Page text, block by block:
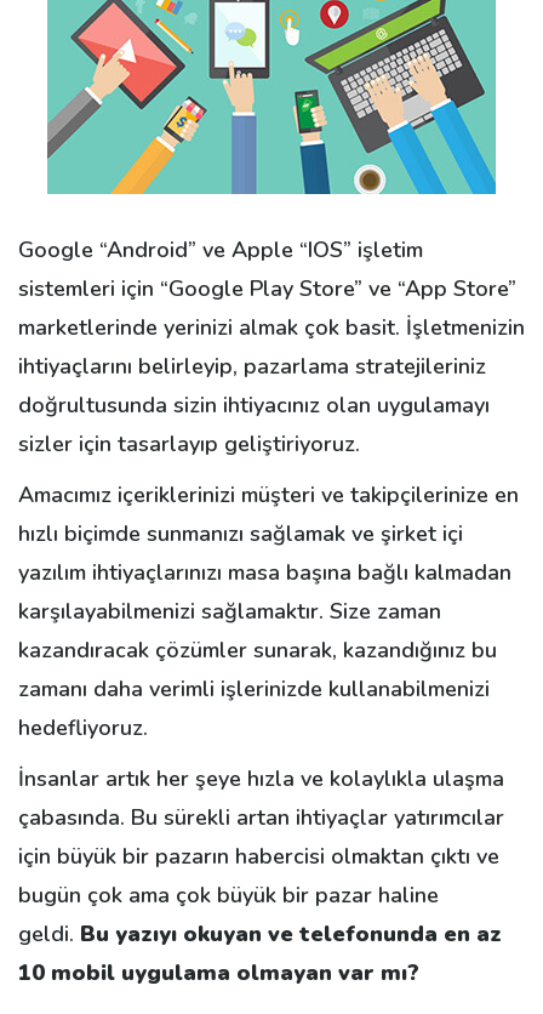
Google “Android” ve Apple “IOS” işletim
sistemleri için “Google Play Store” ve “App Store”
marketlerinde yerinizi almak çok basit. İşletmenizin
ihtiyaçlarını belirleyip, pazarlama stratejileriniz
doğrultusunda sizin ihtiyacınız olan uygulamayı
sizler için tasarlayıp geliştiriyoruz.
Amacımız içeriklerinizi müşteri ve takipçilerinize en
hızlı biçimde sunmanızı sağlamak ve şirket içi
yazılım ihtiyaçlarınızı masa başına bağlı kalmadan
karşılayabilmenizi sağlamaktır. Size zaman
kazandıracak çözümler sunarak, kazandığınız bu
zamanı daha verimli işlerinizde kullanabilmenizi
hedefliyoruz.
İnsanlar artık her şeye hızla ve kolaylıkla ulaşma
çabasında. Bu sürekli artan ihtiyaçlar yatırımcılar
için büyük bir pazarın habercisi olmaktan çıktı ve
bugün çok ama çok büyük bir pazar haline
geldi. Bu yazıyı okuyan ve telefonunda en az
10 mobil uygulama olmayan var mı?